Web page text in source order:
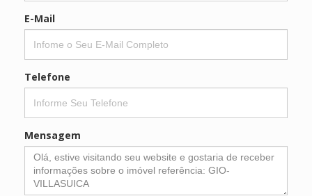
E-Mail
Telefone
Mensagem